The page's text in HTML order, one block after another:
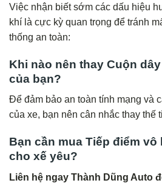
Việc nhận biết sớm các dấu hiệu
khí là cực kỳ quan trọng để tránh
thống an toàn:
Khi nào nên thay Cuộn
của bạn?
Để đảm bảo an toàn tính mạng và
của xe, bạn nên cân nhắc thay thế
Bạn cần mua Tiếp điểm
cho xế yêu?
Liên hệ ngay Thành Dũng Auto